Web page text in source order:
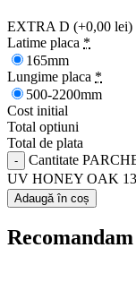
EXTRA D (+0,00 lei)
Latime placa *
165mm
Lungime placa *
500-2200mm
Cost initial
Total optiuni
Total de plata
Cantitate
UV HONEY OAK
Adaugă în coș